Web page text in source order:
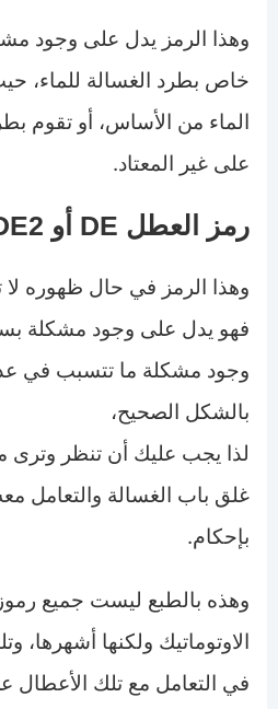
وهذا الرمز يدل على وجود
خاص بطرد الغسالة للماء،
الماء من الأساس، أو تقوم
على غير المعتاد.
رمز العطل DE أو DE2
وهذا الرمز في حال ظهوره لا
فهو يدل على وجود مشكلة
وجود مشكلة ما تتسبب في
بالشكل الصحيح،
لذا يجب عليك أن تنظر وترى
غلق باب الغسالة والتعامل
بإحكام.
وهذه بالطبع ليست جميع
الاوتوماتيك ولكنها أشهرها،
في التعامل مع تلك الأعطال